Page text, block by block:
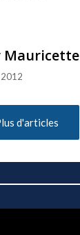
Mauricette
d'articles